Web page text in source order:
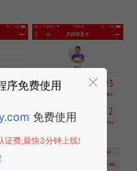
序免费使用
免费使用
证费,最快3分钟上线!